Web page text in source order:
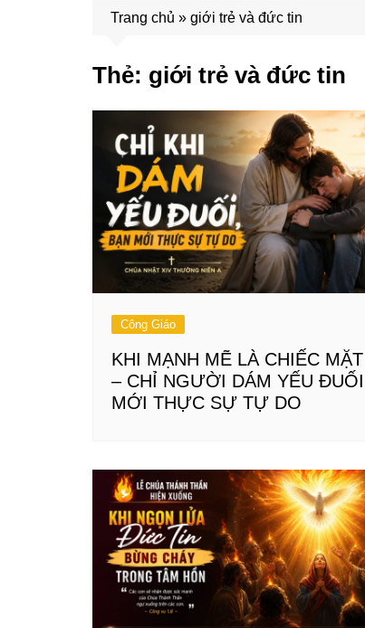
Trang chủ » giới trẻ và đức tin
Thẻ: giới trẻ và đức tin
Công Giáo
KHI MẠNH MẼ LÀ CHIẾC
– CHỈ NGƯỜI DÁM YẾU ĐUỐI
MỚI THỰC SỰ TỰ DO